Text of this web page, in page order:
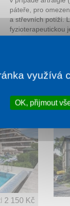
páteře, pro
a střevních potíží.
fyzioterapeutickou
2 150 Kč
využívá
OK, přijmout